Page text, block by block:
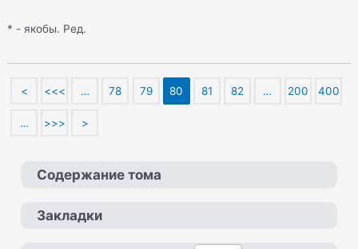
* - якобы. Ред.
< <<< … 78 79 80 81 82 … 200 400
… >>> >
Содержание тома
Закладки